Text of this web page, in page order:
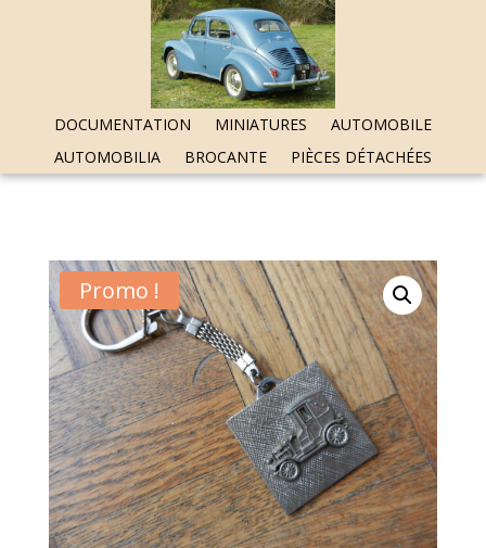
DOCUMENTATION MINIATURES
AUTOMOBILE
AUTOMOBILIA
BROCANTE PIÈCES DÉTACHÉES
Promo !